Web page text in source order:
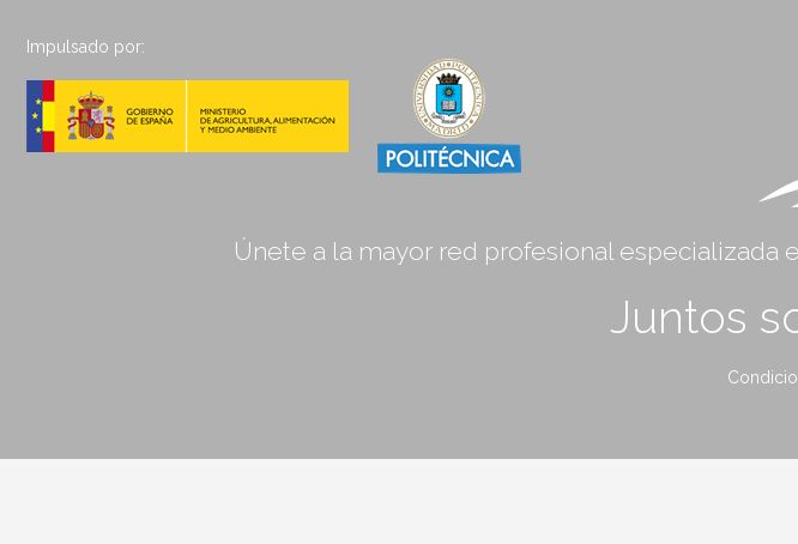
Impulsado por:
Únete a la mayor red profesional
Juntos